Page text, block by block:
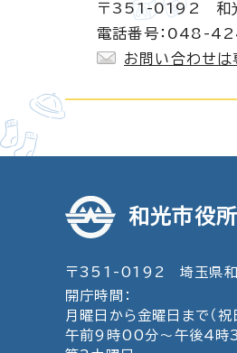
〒351-0192 和
電話番号：048-
お問い合わせは
和光市役所
〒351-0192 埼玉県和
開庁時間：
月曜日から金曜日まで（祝
午前9時00分～午後4時